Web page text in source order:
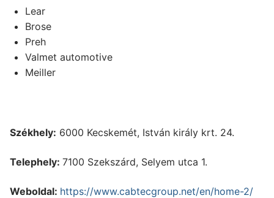
Lear
Brose
Preh
Valmet automotive
Meiller
Székhely: 6000 Kecskemét, István király krt. 24.
Telephely: 7100 Szekszárd, Selyem utca 1.
Weboldal: https://www.cabtecgroup.net/en/home-2/